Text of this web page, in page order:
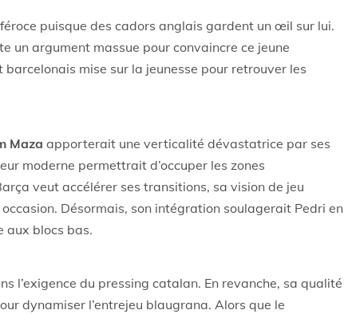
féroce puisque des cadors anglais gardent un œil sur lui.
un argument massue pour convaincre ce jeune
mise sur la jeunesse pour retrouver les
Maza apporterait une verticalité dévastatrice par ses
moderne permettrait d’occuper les zones
veut accélérer ses transitions, sa vision de jeu
Désormais, son intégration soulagerait Pedri en
aux blocs bas.
l’exigence du pressing catalan. En revanche, sa qualité
dynamiser l’entrejeu blaugrana. Alors que le